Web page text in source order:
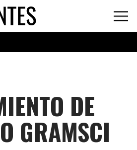
DE
GRAMSCI